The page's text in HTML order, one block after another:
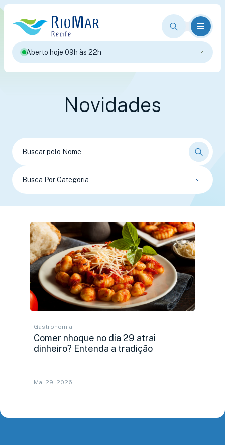
Aberto hoje 09h às 22h
Novidades
Busca Por Categoria
Gastronomia
Comer nhoque no dia 29 atrai
dinheiro? Entenda a tradição
Mai 29, 2026